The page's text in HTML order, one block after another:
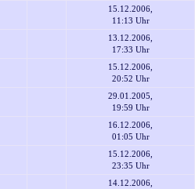
15.12.2006,
11:13 Uhr
13.12.2006,
17:33 Uhr
15.12.2006,
20:52 Uhr
29.01.2005,
19:59 Uhr
16.12.2006,
01:05 Uhr
15.12.2006,
23:35 Uhr
14.12.2006,